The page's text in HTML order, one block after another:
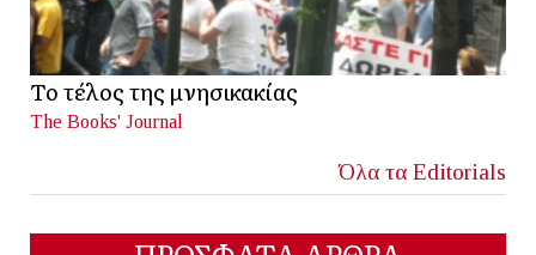
Το τέλος της μνησικακίας
The Books' Journal
Όλα τα Editorials